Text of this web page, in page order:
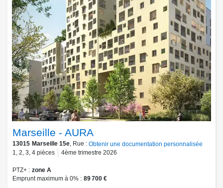
Marseille - AURA
13015 Marseille 15e, Rue : Obtenir une documentation personnalisée
1, 2, 3, 4 pièces 4ème trimestre 2026
PTZ+
zone A
Emprunt maximum à 0%
89 700 €